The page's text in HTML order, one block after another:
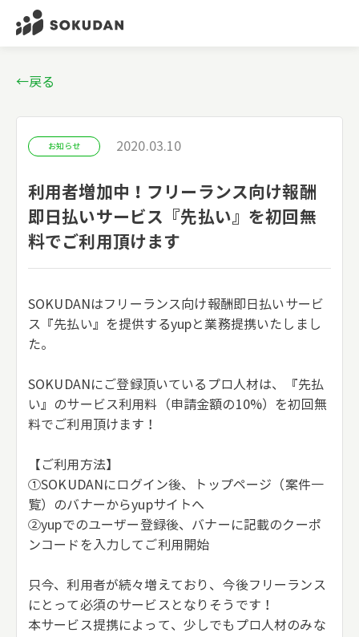
←戻る
お知らせ 2020.03.10
利用者増加中！フリーランス向け報酬
即日払いサービス『先払い』を初回無
料でご利用頂けます
SOKUDANはフリーランス向け報酬即日払いサービ
ス『先払い』を提供するyupと業務提携いたしまし
た。
SOKUDANにご登録頂いているプロ人材は、『先払
い』のサービス利用料（申請金額の10%）を初回無
料でご利用頂けます！
【ご利用方法】
①SOKUDANにログイン後、トップページ（案件一
覧）のバナーからyupサイトへ
②yupでのユーザー登録後、バナーに記載のクーポ
ンコードを入力してご利用開始
只今、利用者が続々増えており、今後フリーランス
にとって必須のサービスとなりそうです！
本サービス提携によって、少しでもプロ人材のみな